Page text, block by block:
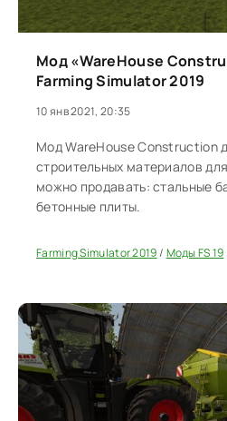
Мод «WareHouse
Farming Simulator 2019
10 янв 2021, 20:35
Мод WareHouse Construction
строительных материалов
можно продавать: стальные
бетонные плиты.
Farming Simulator 2019/ Моды FS 19